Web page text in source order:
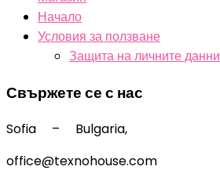
Начало
Условия за ползване
Защита на личните данни
Свържете се с нас
Sofia – Bulgaria,
office@texnohouse.com